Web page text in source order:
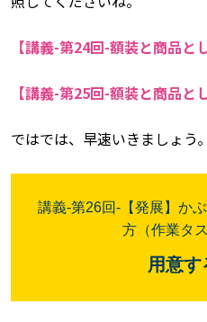
【講義-第24回-額装と商品と
【講義-第25回-額装と商品と
ではでは、早速いきましょう。
講義-第26回-【発展】か
方（作業タ
用意す